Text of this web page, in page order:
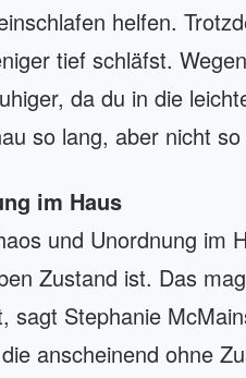
helfen.
tief schläfst.
da du in die
so lang, aber nicht
im Haus
und Unordnung im
Zustand ist. Das
sagt Stephanie
anscheinend ohne